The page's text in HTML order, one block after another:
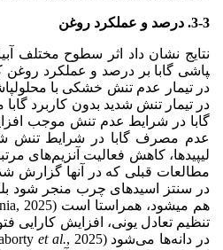
3-3. درصد و عملکرد روغن
در تیمار عدم تنش خشکی با
لیپیدها، کاهش فعالیت آنزیم‌های
مطالعات قبلی که در آن­ها گزارش
در سنتز اسیدهای چرب منجر شود
هم می­شود، هم­راستا است (Abdou
تنظیم تعادل یونی، افزایش کارایی
در دانه‌ها می‌شود (Abdel Razik
et al.